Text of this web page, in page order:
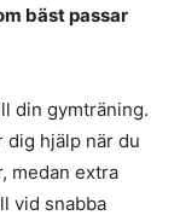
bäst passar
din gymträning.
dig hjälp när du
medan extra
vid snabba